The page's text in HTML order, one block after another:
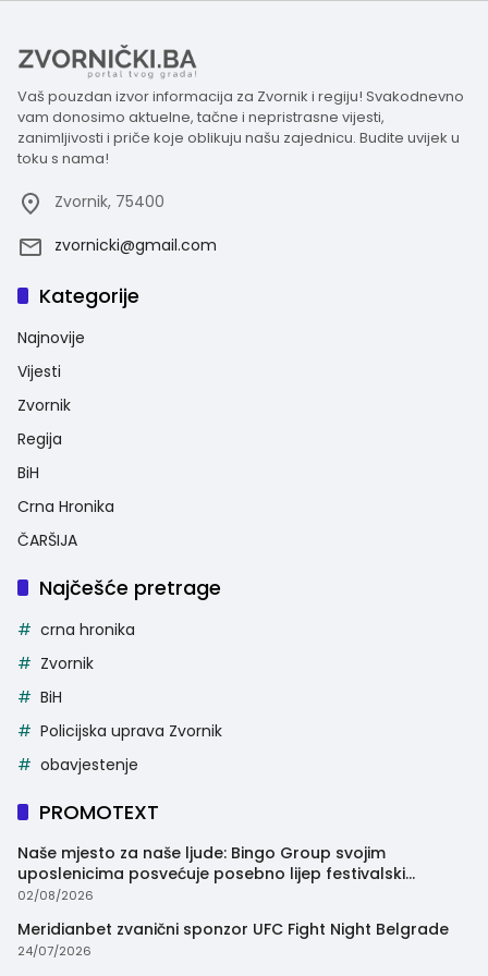
Vaš pouzdan izvor informacija za Zvornik i regiju! Svakodnevno
vam donosimo aktuelne, tačne i nepristrasne vijesti,
zanimljivosti i priče koje oblikuju našu zajednicu. Budite uvijek u
toku s nama!
Zvornik, 75400
zvornicki@gmail.com
Kategorije
Najnovije
Vijesti
Zvornik
Regija
BiH
Crna Hronika
ČARŠIJA
Najčešće pretrage
crna hronika
Zvornik
BiH
Policijska uprava Zvornik
obavjestenje
PROMOTEXT
Naše mjesto za naše ljude: Bingo Group svojim
uposlenicima posvećuje posebno lijep festivalski
trenutak
02/08/2026
Meridianbet zvanični sponzor UFC Fight Night Belgrade
24/07/2026